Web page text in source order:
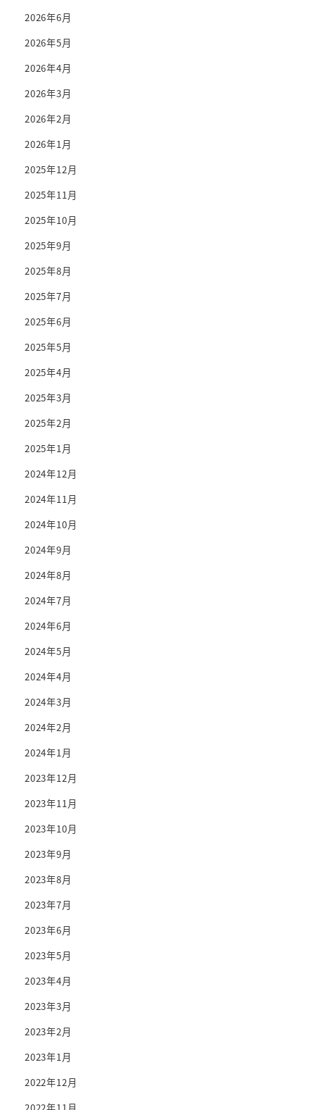
2026年6月
2026年5月
2026年4月
2026年3月
2026年2月
2026年1月
2025年12月
2025年11月
2025年10月
2025年9月
2025年8月
2025年7月
2025年6月
2025年5月
2025年4月
2025年3月
2025年2月
2025年1月
2024年12月
2024年11月
2024年10月
2024年9月
2024年8月
2024年7月
2024年6月
2024年5月
2024年4月
2024年3月
2024年2月
2024年1月
2023年12月
2023年11月
2023年10月
2023年9月
2023年8月
2023年7月
2023年6月
2023年5月
2023年4月
2023年3月
2023年2月
2023年1月
2022年12月